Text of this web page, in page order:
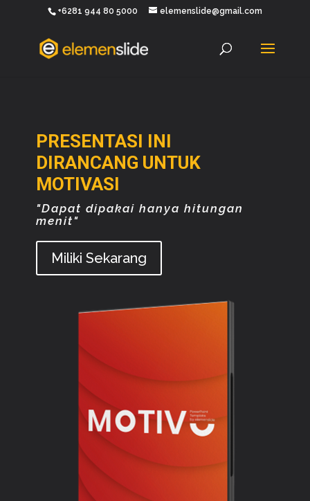
+6281 944 80 5000 elemenslide@gmail.com
PRESENTASI INI
DIRANCANG UNTUK
MOTIVASI
"Dapat dipakai hanya hitungan
menit"
Miliki Sekarang